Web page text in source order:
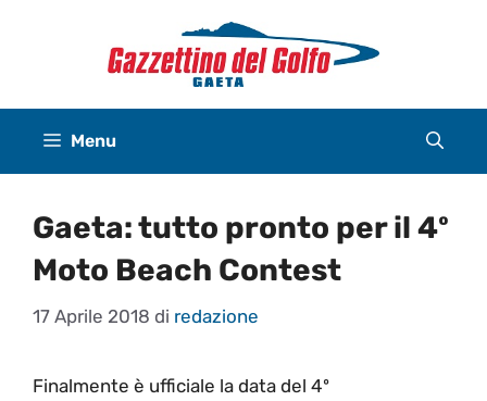
Menu
Gaeta: tutto pronto per il 4º
Moto Beach Contest
17 Aprile 2018 di redazione
Finalmente è ufficiale la data del 4º